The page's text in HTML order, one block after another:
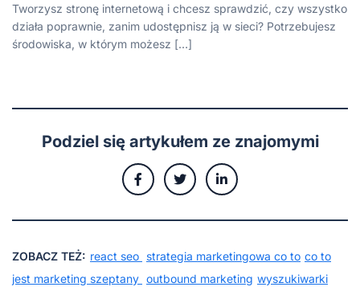
Tworzysz stronę internetową i chcesz sprawdzić, czy wszystko
działa poprawnie, zanim udostępnisz ją w sieci? Potrzebujesz
środowiska, w którym możesz […]
Podziel się artykułem ze znajomymi
ZOBACZ TEŻ: react seo strategia marketingowa co to co to
jest marketing szeptany outbound marketing wyszukiwarki